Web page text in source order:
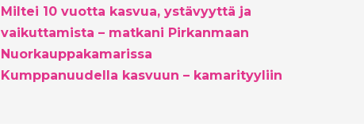
Miltei 10 vuotta kasvua, ystävyyttä ja
vaikuttamista – matkani Pirkanmaan
Nuorkauppakamarissa
Kumppanuudella kasvuun – kamarityyliin